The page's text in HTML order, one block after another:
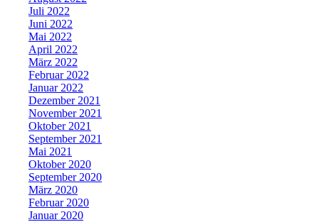
Juli 2022
Juni 2022
Mai 2022
April 2022
März 2022
Februar 2022
Januar 2022
Dezember 2021
November 2021
Oktober 2021
September 2021
Mai 2021
Oktober 2020
September 2020
März 2020
Februar 2020
Januar 2020